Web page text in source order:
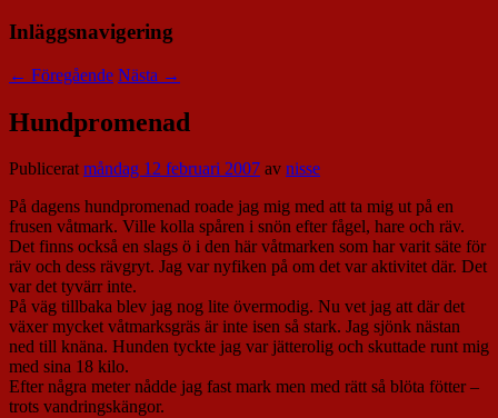
Inläggsnavigering
← Föregående Nästa →
Hundpromenad
Publiceratmåndag 12 februari 2007 av nisse
På dagens hundpromenad roade jag mig med att ta mig ut på en
frusen våtmark. Ville kolla spåren i snön efter fågel, hare och räv.
Det finns också en slags ö i den här våtmarken som har varit säte för
räv och dess rävgryt. Jag var nyfiken på om det var aktivitet där. Det
var det tyvärr inte.
På väg tillbaka blev jag nog lite övermodig. Nu vet jag att där det
växer mycket våtmarksgräs är inte isen så stark. Jag sjönk nästan
ned till knäna. Hunden tyckte jag var jätterolig och skuttade runt mig
med sina 18 kilo.
Efter några meter nådde jag fast mark men med rätt så blöta fötter –
trots vandringskängor.